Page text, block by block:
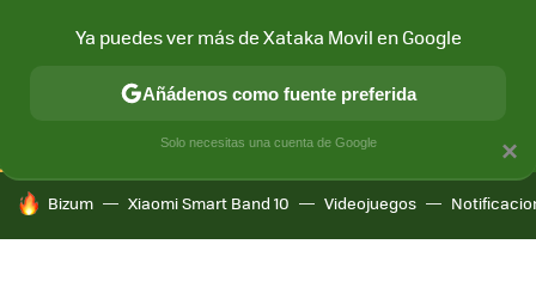
CONECTIVIDAD MÓVIL Y SOCIEDAD APLICACIONES
HOY SE HABLA DE
Bizum Xiaomi Smart Band 10 Videojuegos
×
Ya puedes ver más de Xataka Movil en Google
Añádenos como fuente preferida
Solo necesitas una cuenta de Google